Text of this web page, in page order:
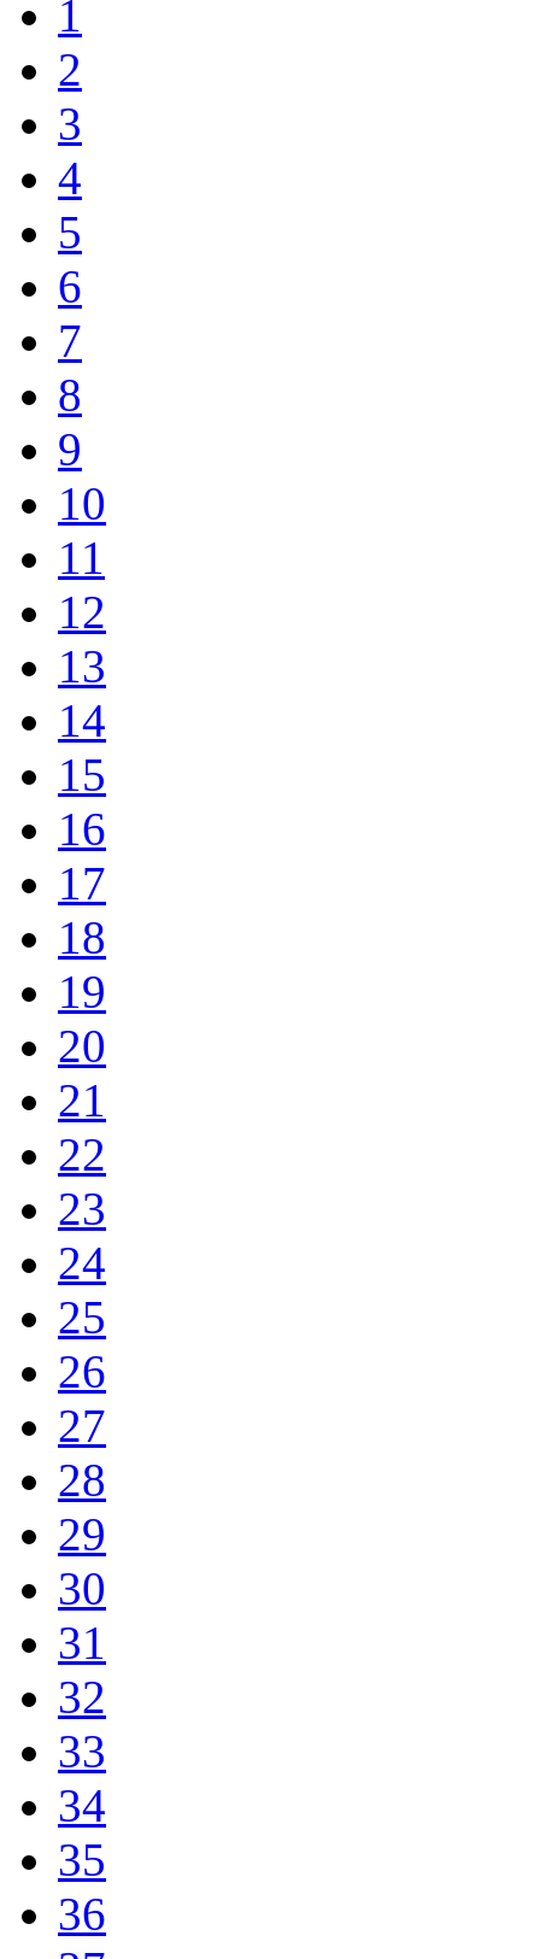
1
2
3
4
5
6
7
8
9
10
11
12
13
14
15
16
17
18
19
20
21
22
23
24
25
26
27
28
29
30
31
32
33
34
35
36